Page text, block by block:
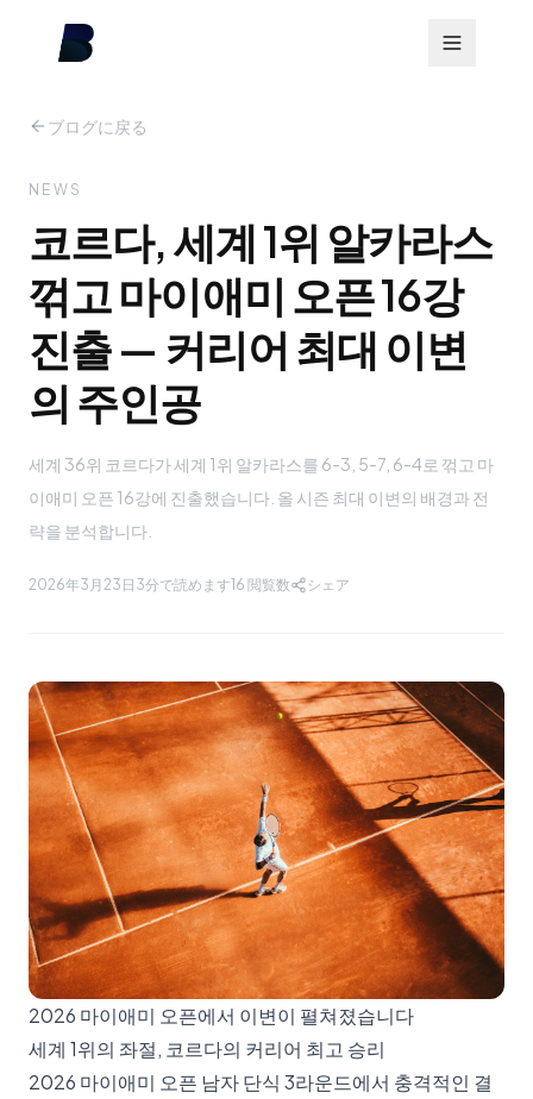
ブログに戻る
NEWS
코르다, 세계 1위 알카라스
꺾고 마이애미 오픈 16강
진출 — 커리어 최대 이변
의 주인공
세계 36위 코르다가 세계 1위 알카라스를 6-3, 5-7, 6-4로 꺾고 마
이애미 오픈 16강에 진출했습니다. 올 시즌 최대 이변의 배경과 전
략을 분석합니다.
2026年3月23日 3分で読めます16 閲覧数 シェア
2026 마이애미 오픈에서 이변이 펼쳐졌습니다
세계 1위의 좌절, 코르다의 커리어 최고 승리
2026 마이애미 오픈 남자 단식 3라운드에서 충격적인 결